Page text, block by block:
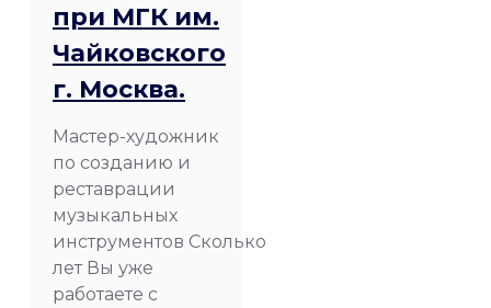
при МГК им.
Чайковского
г. Москва.
Мастер-художник
по созданию и
реставрации
музыкальных
инструментов Сколько
лет Вы уже
работаете с